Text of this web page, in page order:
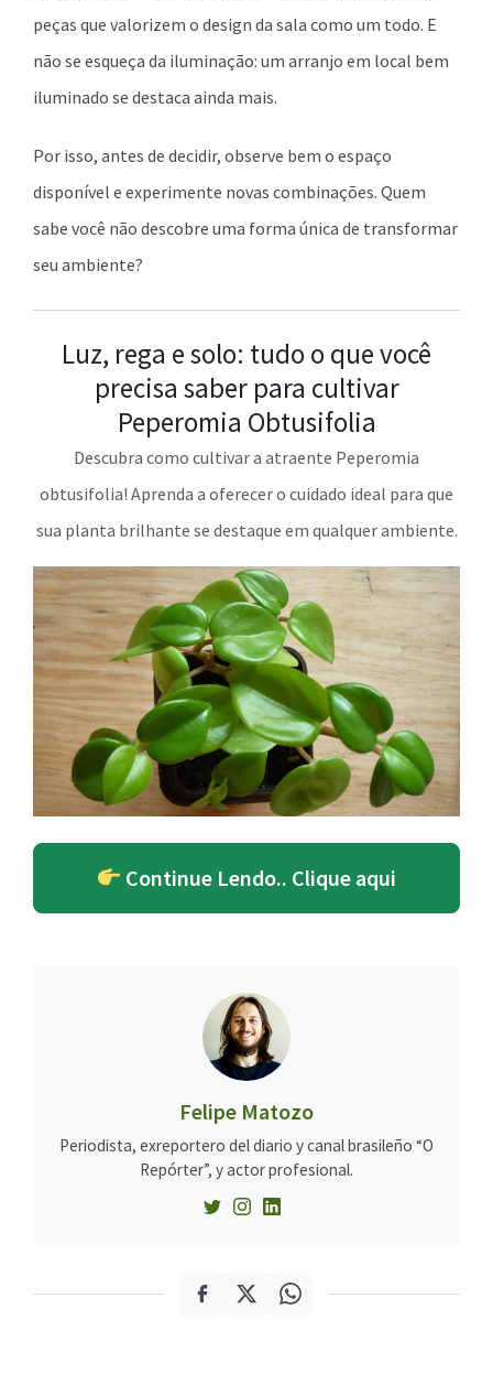
peças que valorizem o design da sala como um todo. E
não se esqueça da iluminação: um arranjo em local bem
iluminado se destaca ainda mais.
Por isso, antes de decidir, observe bem o espaço
disponível e experimente novas combinações. Quem
sabe você não descobre uma forma única de transformar
seu ambiente?
Luz, rega e solo: tudo o que você
precisa saber para cultivar
Peperomia Obtusifolia
Descubra como cultivar a atraente Peperomia
obtusifolia! Aprenda a oferecer o cuidado ideal para que
sua planta brilhante se destaque em qualquer ambiente.
Continue Lendo.. Clique aqui
Felipe Matozo
Periodista, exreportero del diario y canal brasileño “O
Repórter”, y actor profesional.